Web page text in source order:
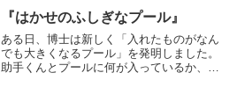
の一部が茶色になったラッタの姿
が・・・！
『はかせのふしぎなプール』
ある日、博士は新しく「入れたものがなん
でも大きくなるプール」を発明しました。
助手くんとプールに何が入っているか、一